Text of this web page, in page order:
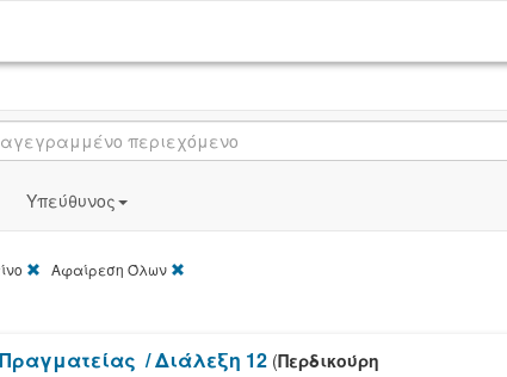
Υπεύθυνος
[X]Αφαίρεση Όλων [X]
/ Διάλεξη 12 (Περδικούρη